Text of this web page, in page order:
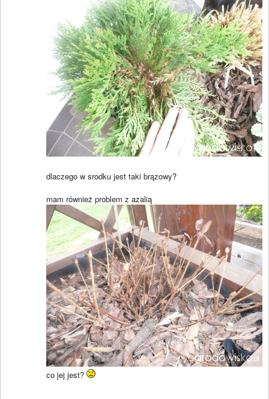
dlaczego w srodku jest taki brązowy?
mam również problem z azalią
co jej jest?